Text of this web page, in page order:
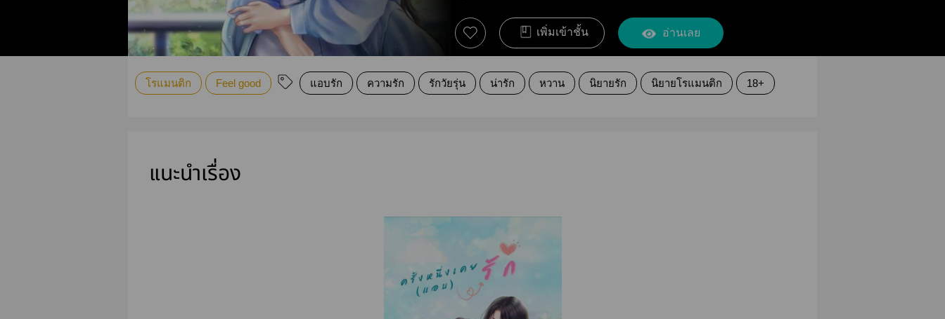
เพิ่มเข้าชั้น อ่านเลย
โรแมนติก Feel good แอบรัก ความรัก รักวัยรุ่น น่ารัก หวาน นิยายรัก นิยายโรแมนติก 18+
แนะนำเรื่อง